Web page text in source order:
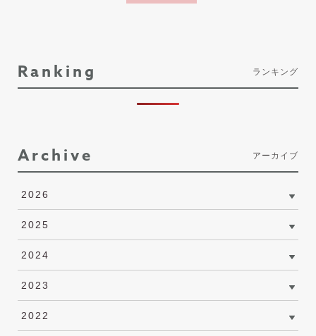
Ranking ランキング
Archive アーカイブ
2026
2025
2024
2023
2022